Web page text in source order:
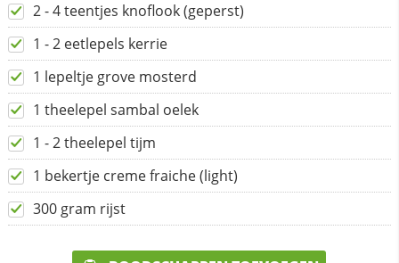
2 - 4 teentjes knoflook (geperst)
1 - 2 eetlepels kerrie
1 lepeltje grove mosterd
1 theelepel sambal oelek
1 - 2 theelepel tijm
1 bekertje creme fraiche (light)
300 gram rijst